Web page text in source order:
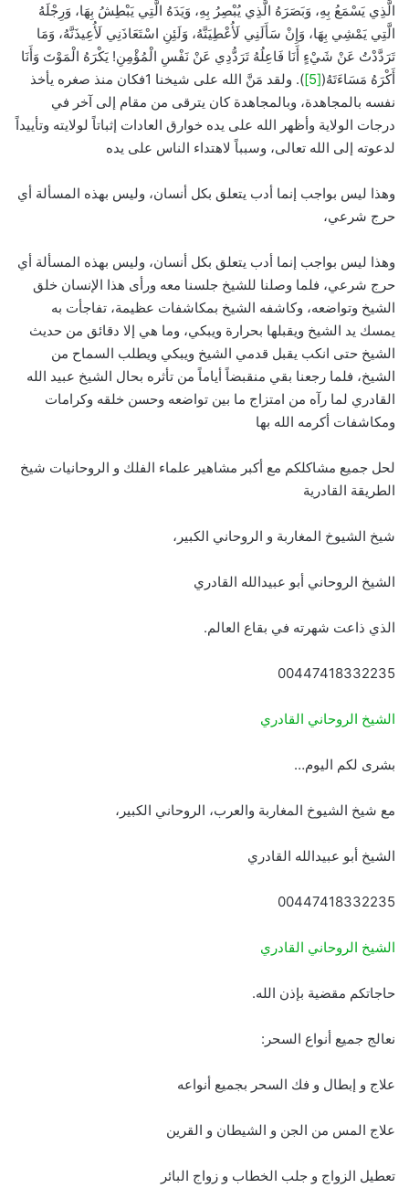
الَّذِي يَسْمَعُ بِهِ، وَبَصَرَهُ الَّذِي يُبْصِرُ بِهِ، وَيَدَهُ الَّتِي يَبْطِشُ بِهَا، وَرِجْلَهُ
الَّتِي يَمْشِي بِهَا، وَإِنْ سَأَلَنِي لَأُعْطِيَنَّهُ، وَلَئِنِ اسْتَعَاذَنِي لَأُعِيذَنَّهُ، وَمَا
تَرَدَّدْتُ عَنْ شَيْءٍ أَنَا فَاعِلُهُ تَرَدُّدِي عَنْ نَفْسِ الْمُؤْمِنِ! يَكْرَهُ الْمَوْتَ وَأَنَا
أَكْرَهُ مَسَاءَتَهُ([5]
). ولقد مَنَّ الله على شيخنا 1فكان منذ صغره يأخذ
نفسه بالمجاهدة، وبالمجاهدة كان يترقى من مقام إلى آخر في
درجات الولاية وأظهر الله على يده خوارق العادات إثباتاً لولايته وتأييداً
لدعوته إلى الله تعالى، وسبباً لاهتداء الناس على يده
وهذا ليس بواجب إنما أدب يتعلق بكل أنسان، وليس بهذه المسألة أي
حرج شرعي،
وهذا ليس بواجب إنما أدب يتعلق بكل أنسان، وليس بهذه المسألة أي
حرج شرعي، فلما وصلنا للشيخ جلسنا معه ورأى هذا الإنسان خلق
الشيخ وتواضعه، وكاشفه الشيخ بمكاشفات عظيمة، تفاجأت به
يمسك يد الشيخ ويقبلها بحرارة ويبكي، وما هي إلا دقائق من حديث
الشيخ حتى انكب يقبل قدمي الشيخ ويبكي ويطلب السماح من
الشيخ، فلما رجعنا بقي منقبضاً أياماً من تأثره بحال الشيخ عبيد الله
القادري لما رآه من امتزاج ما بين تواضعه وحسن خلقه وكرامات
ومكاشفات أكرمه الله بها
لحل جميع مشاكلكم مع أكبر مشاهير علماء الفلك و الروحانيات شيخ
الطريقة القادرية
شيخ الشيوخ المغاربة و الروحاني الكبير،
الشيخ الروحاني أبو عبيدالله القادري
الذي ذاعت شهرته في بقاع العالم.
00447418332235
الشيخ الروحاني القادري
بشرى لكم اليوم…
مع شيخ الشيوخ المغاربة والعرب، الروحاني الكبير،
الشيخ أبو عبيدالله القادري
00447418332235
الشيخ الروحاني القادري
حاجاتكم مقضية بإذن الله.
نعالج جميع أنواع السحر:
علاج و إبطال و فك السحر بجميع أنواعه
علاج المس من الجن و الشيطان و القرين
تعطيل الزواج و جلب الخطاب و زواج البائر